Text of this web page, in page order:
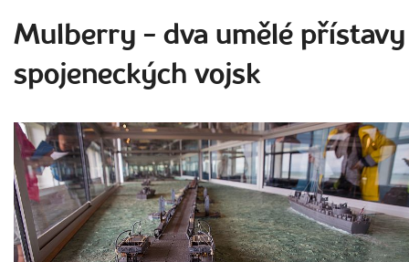
Mulberry - dva umělé přístavy
spojeneckých vojsk